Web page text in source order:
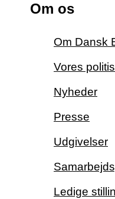
Om os
Om Dansk
Vores
Nyheder
Presse
Udgivelser
Ledige